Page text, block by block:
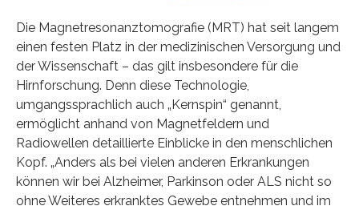
Die Magnetresonanztomografie (MRT) hat seit langem
einen festen Platz in der medizinischen Versorgung und
der Wissenschaft – das gilt insbesondere für die
Hirnforschung. Denn diese Technologie,
umgangssprachlich auch „Kernspin“ genannt,
ermöglicht anhand von Magnetfeldern und
Radiowellen detaillierte Einblicke in den menschlichen
Kopf. „Anders als bei vielen anderen Erkrankungen
können wir bei Alzheimer, Parkinson oder ALS nicht so
ohne Weiteres erkranktes Gewebe entnehmen und im